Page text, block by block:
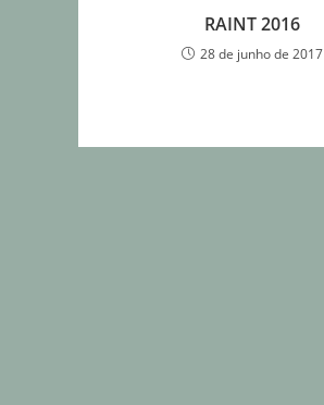
RAINT 2016
28 de junho de 2017